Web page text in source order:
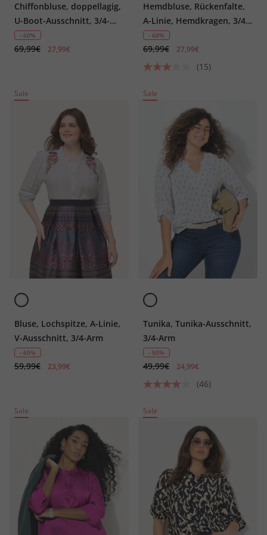
Chiffonbluse, doppellagig,
U-Boot-Ausschnitt, 3/4-
Arm
- 60%
69,99€ 27,99€
Hemdbluse, Rückenfalte,
A-Linie, Hemdkragen, 3/4-
Arm
- 60%
69,99€ 27,99€
(15)
Sale
Bluse, Lochspitze, A-Linie,
V-Ausschnitt, 3/4-Arm
- 60%
59,99€ 23,99€
Sale
Tunika, Tunika-Ausschnitt,
3/4-Arm
- 50%
49,99€ 24,99€
(46)
Sale Sale